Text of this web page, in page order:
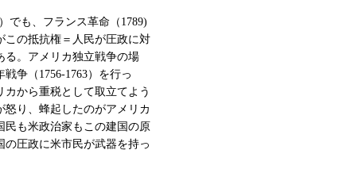
も、フランス革命（1789)
この抵抗権＝人民が圧政に対
る。アメリカ独立戦争の場
争（1756-1763）を行っ
から重税として取立てよう
怒り、蜂起したのがアメリカ
も米政治家もこの建国の原
の圧政に米市民が武器を持っ